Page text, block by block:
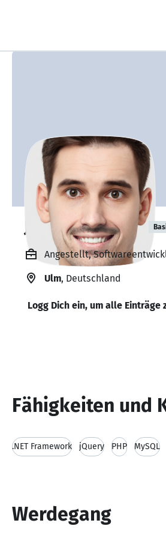
Jonny Velicinski
Angestellt,
Ulm, Deutschland
Logg Dich ein, um alle Einträge
Fähigkeiten und
.NET Framework jQuery PHP MySQL
Werdegang